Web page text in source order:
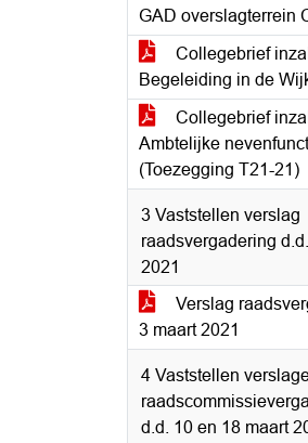
GAD overslagterrein
Collegebrief
Begeleiding in de
Collegebrief
Ambtelijke
(Toezegging T21-21)
3 Vaststellen verslag
raadsvergadering
2021
Verslag
3 maart 2021
4 Vaststellen
d.d. 10 en 18 maart